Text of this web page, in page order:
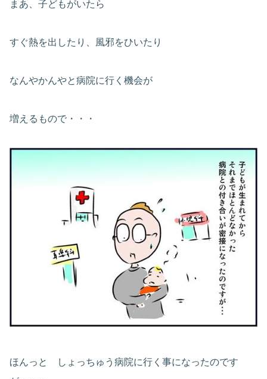
まあ、子どもがいたら
すぐ熱を出したり、風邪をひいたり
なんやかんやと病院に行く機会が
増えるもので・・・
ほんっと しょっちゅう病院に行く事になったのです